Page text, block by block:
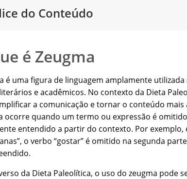
do Conteúdo
é Zeugma
é uma figura de linguagem amplamente
e acadêmicos. No contexto da Dieta
a comunicação e tornar o conteúdo mais
ocorre quando um termo ou expressão é
entendido a partir do contexto. Por exemplo,
o verbo “gostar” é omitido na segunda
da Dieta Paleolítica, o uso do zeugma pode